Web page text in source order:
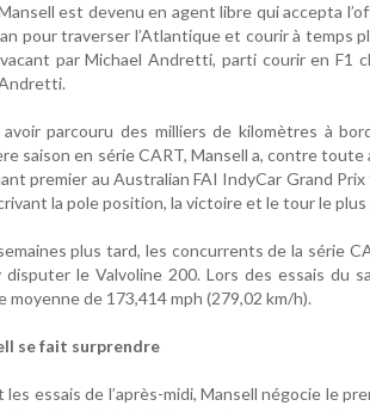
est devenu en agent libre qui accepta
pour traverser l’Atlantique et courir à temps
par Michael Andretti, parti courir en F1
parcouru des milliers de kilomètres à
saison en série CART, Mansell a, contre
premier au Australian FAI IndyCar Grand
la pole position, la victoire et le tour le plus
plus tard, les concurrents de la série
disputer le Valvoline 200. Lors des essais du
moyenne de 173,414 mph (279,02 km/h).
se fait surprendre
les essais de l’après-midi, Mansell négocie le